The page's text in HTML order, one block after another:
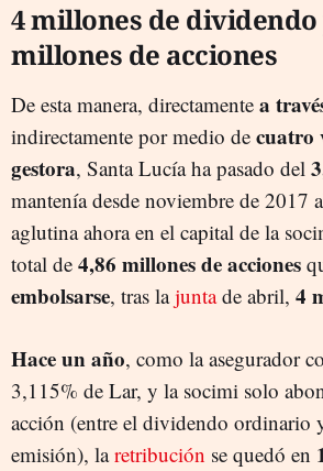
4 millones de dividendo
millones de acciones
De esta manera, directamente a
indirectamente por medio de cuatro
gestora, Santa Lucía ha pasado del
mantenía desde noviembre de 2017
aglutina ahora en el capital de la
total de 4,86 millones de acciones
embolsarse, tras lajuntade abril, 4
Hace un año, como la asegurador
3,115% de Lar, y la socimi solo
acción (entre el dividendo ordinario
emisión), laretribución se quedó en